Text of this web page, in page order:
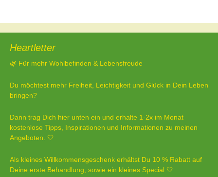
Heartletter
🌿 Für mehr Wohlbefinden & Lebensfreude
Du möchtest mehr Freiheit, Leichtigkeit und Glück in Dein Leben
bringen?
Dann trag Dich hier unten ein und erhalte 1-2x im Monat
kostenlose Tipps, Inspirationen und Informationen zu meinen
Angeboten. 🤍
Als kleines Willkommensgeschenk erhältst Du 10 % Rabatt auf
Deine erste Behandlung, sowie ein kleines Special 🤍